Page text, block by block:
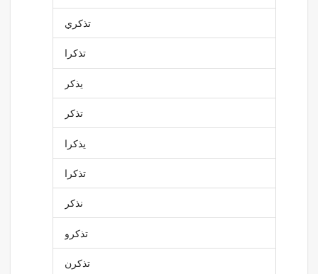
تذكري
تذكرا
يذكر
تذكر
يذكرا
تذكرا
نذكر
تذكرو
تذكرن